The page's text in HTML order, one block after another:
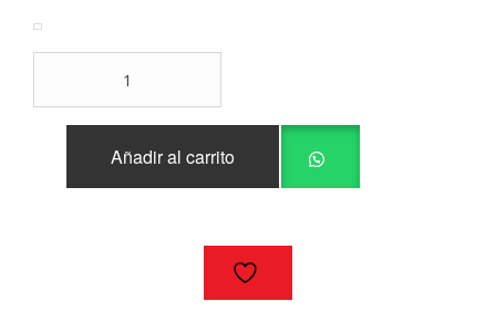
CHEVROLET
Añadir al carrito